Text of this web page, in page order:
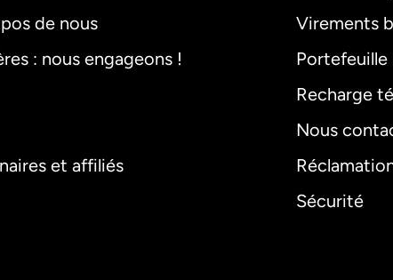
de nous
: nous engageons !
et affiliés
Virements
Portefeuille
Recharge
Nous
Sécurité